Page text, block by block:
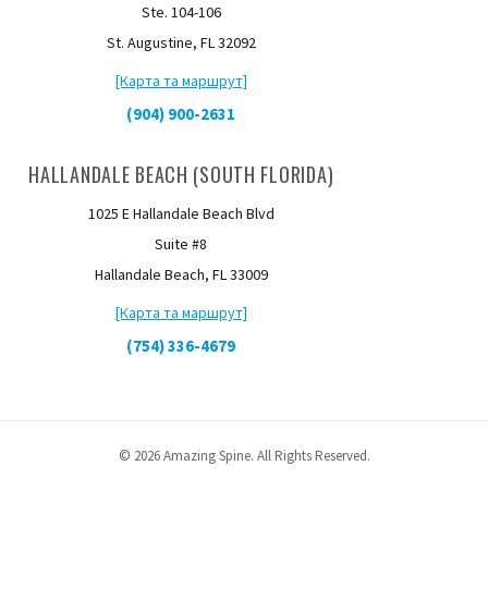
Ste. 104-106
St. Augustine, FL 32092
[Карта та маршрут]
(904) 900-2631
HALLANDALE BEACH (SOUTH FLORIDA)
1025 E Hallandale Beach Blvd
Suite #8
Hallandale Beach, FL 33009
[Карта та маршрут]
(754) 336-4679
© 2026 Amazing Spine. All Rights Reserved.